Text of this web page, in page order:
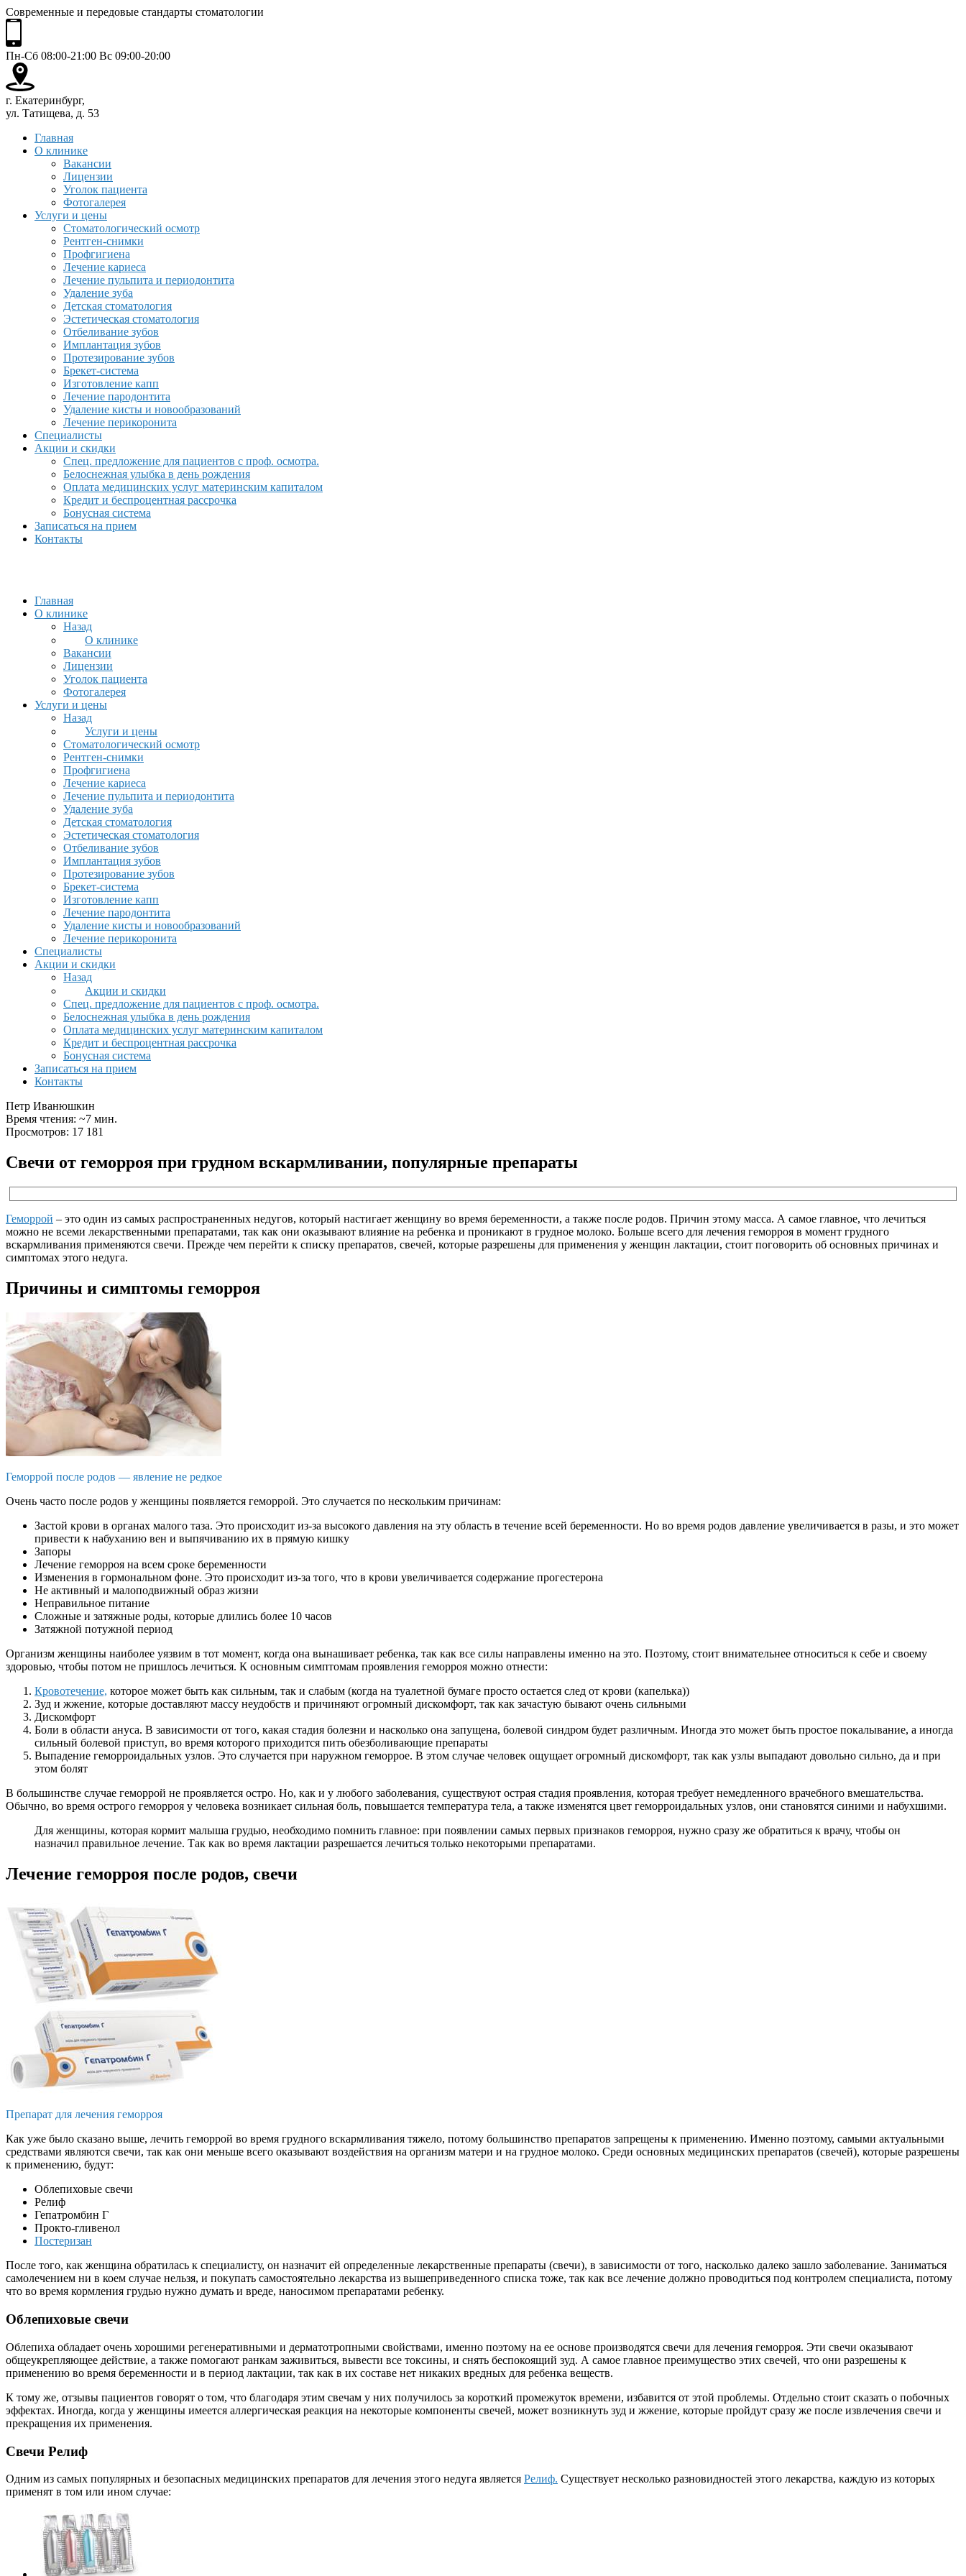
Современные и передовые стандарты стоматологии
Пн-Сб 08:00-21:00 Вс 09:00-20:00
г. Екатеринбург,
ул. Татищева, д. 53
Главная
О клинике
Вакансии
Лицензии
Уголок пациента
Фотогалерея
Услуги и цены
Стоматологический осмотр
Рентген-снимки
Профгигиена
Лечение кариеса
Лечение пульпита и периодонтита
Удаление зуба
Детская стоматология
Эстетическая стоматология
Отбеливание зубов
Имплантация зубов
Протезирование зубов
Брекет-система
Изготовление капп
Лечение пародонтита
Удаление кисты и новообразований
Лечение перикоронита
Специалисты
Акции и скидки
Спец. предложение для пациентов с проф. осмотра.
Белоснежная улыбка в день рождения
Оплата медицинских услуг материнским капиталом
Кредит и беспроцентная рассрочка
Бонусная система
Записаться на прием
Контакты
Главная
О клинике
Назад
О клинике
Вакансии
Лицензии
Уголок пациента
Фотогалерея
Услуги и цены
Назад
Услуги и цены
Стоматологический осмотр
Рентген-снимки
Профгигиена
Лечение кариеса
Лечение пульпита и периодонтита
Удаление зуба
Детская стоматология
Эстетическая стоматология
Отбеливание зубов
Имплантация зубов
Протезирование зубов
Брекет-система
Изготовление капп
Лечение пародонтита
Удаление кисты и новообразований
Лечение перикоронита
Специалисты
Акции и скидки
Назад
Акции и скидки
Спец. предложение для пациентов с проф. осмотра.
Белоснежная улыбка в день рождения
Оплата медицинских услуг материнским капиталом
Кредит и беспроцентная рассрочка
Бонусная система
Записаться на прием
Контакты
Петр Иванюшкин
Время чтения: ~7 мин.
Просмотров: 17 181
Свечи от геморроя при грудном вскармливании, популярные препараты
Геморрой – это один из самых распространенных недугов, который настигает женщину во время беременности, а также после родов. Причин этому масса. А самое главное, что лечиться
можно не всеми лекарственными препаратами, так как они оказывают влияние на ребенка и проникают в грудное молоко. Больше всего для лечения геморроя в момент грудного
вскармливания применяются свечи. Прежде чем перейти к списку препаратов, свечей, которые разрешены для применения у женщин лактации, стоит поговорить об основных причинах и
симптомах этого недуга.
Причины и симптомы геморроя
Геморрой после родов — явление не редкое
Очень часто после родов у женщины появляется геморрой. Это случается по нескольким причинам:
Застой крови в органах малого таза. Это происходит из-за высокого давления на эту область в течение всей беременности. Но во время родов давление увеличивается в разы, и это может
привести к набуханию вен и выпячиванию их в прямую кишку
Запоры
Лечение геморроя на всем сроке беременности
Изменения в гормональном фоне. Это происходит из-за того, что в крови увеличивается содержание прогестерона
Не активный и малоподвижный образ жизни
Неправильное питание
Сложные и затяжные роды, которые длились более 10 часов
Затяжной потужной период
Организм женщины наиболее уязвим в тот момент, когда она вынашивает ребенка, так как все силы направлены именно на это. Поэтому, стоит внимательнее относиться к себе и своему
здоровью, чтобы потом не пришлось лечиться. К основным симптомам проявления геморроя можно отнести:
Кровотечение, которое может быть как сильным, так и слабым (когда на туалетной бумаге просто остается след от крови (капелька))
Зуд и жжение, которые доставляют массу неудобств и причиняют огромный дискомфорт, так как зачастую бывают очень сильными
Дискомфорт
Боли в области ануса. В зависимости от того, какая стадия болезни и насколько она запущена, болевой синдром будет различным. Иногда это может быть простое покалывание, а иногда
сильный болевой приступ, во время которого приходится пить обезболивающие препараты
Выпадение геморроидальных узлов. Это случается при наружном геморрое. В этом случае человек ощущает огромный дискомфорт, так как узлы выпадают довольно сильно, да и при
этом болят
В большинстве случае геморрой не проявляется остро. Но, как и у любого заболевания, существуют острая стадия проявления, которая требует немедленного врачебного вмешательства.
Обычно, во время острого геморроя у человека возникает сильная боль, повышается температура тела, а также изменятся цвет геморроидальных узлов, они становятся синими и набухшими.
Для женщины, которая кормит малыша грудью, необходимо помнить главное: при появлении самых первых признаков геморроя, нужно сразу же обратиться к врачу, чтобы он
назначил правильное лечение. Так как во время лактации разрешается лечиться только некоторыми препаратами.
Лечение геморроя после родов, свечи
Препарат для лечения геморроя
Как уже было сказано выше, лечить геморрой во время грудного вскармливания тяжело, потому большинство препаратов запрещены к применению. Именно поэтому, самыми актуальными
средствами являются свечи, так как они меньше всего оказывают воздействия на организм матери и на грудное молоко. Среди основных медицинских препаратов (свечей), которые разрешены
к применению, будут:
Облепиховые свечи
Релиф
Гепатромбин Г
Прокто-гливенол
Постеризан
После того, как женщина обратилась к специалисту, он назначит ей определенные лекарственные препараты (свечи), в зависимости от того, насколько далеко зашло заболевание. Заниматься
самолечением ни в коем случае нельзя, и покупать самостоятельно лекарства из вышеприведенного списка тоже, так как все лечение должно проводиться под контролем специалиста, потому
что во время кормления грудью нужно думать и вреде, наносимом препаратами ребенку.
Облепиховые свечи
Облепиха обладает очень хорошими регенеративными и дерматотропными свойствами, именно поэтому на ее основе производятся свечи для лечения геморроя. Эти свечи оказывают
общеукрепляющее действие, а также помогают ранкам заживиться, вывести все токсины, и снять беспокоящий зуд. А самое главное преимущество этих свечей, что они разрешены к
применению во время беременности и в период лактации, так как в их составе нет никаких вредных для ребенка веществ.
К тому же, отзывы пациентов говорят о том, что благодаря этим свечам у них получилось за короткий промежуток времени, избавится от этой проблемы. Отдельно стоит сказать о побочных
эффектах. Иногда, когда у женщины имеется аллергическая реакция на некоторые компоненты свечей, может возникнуть зуд и жжение, которые пройдут сразу же после извлечения свечи и
прекращения их применения.
Свечи Релиф
Одним из самых популярных и безопасных медицинских препаратов для лечения этого недуга является Релиф. Существует несколько разновидностей этого лекарства, каждую из которых
применят в том или ином случае: